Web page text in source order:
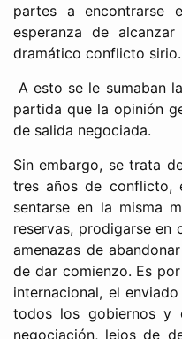
partes a encontrarse
esperanza de
dramático conflicto sirio.
A esto se le sumaban
partida que la opinión
de salida negociada.
Sin embargo, se trata
tres años de conflicto,
sentarse en la misma
reservas, prodigarse en
amenazas de
de dar comienzo. Es
internacional, el
todos los gobiernos y
negociación, lejos de